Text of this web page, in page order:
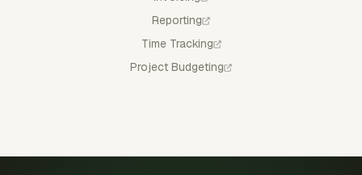
Reporting
Time Tracking
Project Budgeting